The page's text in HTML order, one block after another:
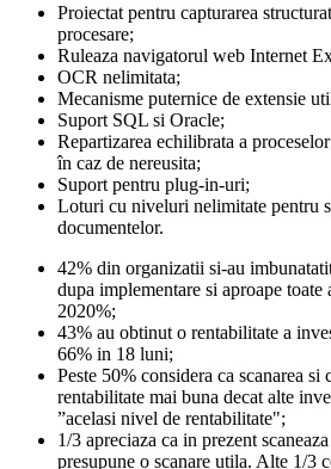
Proiectat pentru capturarea
procesare;
Ruleaza navigatorul web Internet
OCR nelimitata;
Mecanisme puternice de extensie
Suport SQL si Oracle;
Repartizarea echilibrata a
în caz de nereusita;
Suport pentru plug-in-uri;
Loturi cu niveluri nelimitate pentru
documentelor.
42% din organizatii si-au
dupa implementare si aproape
2020%;
43% au obtinut o rentabilitate a
66% in 18 luni;
Peste 50% considera ca scanarea si
rentabilitate mai buna decat alte
”acelasi nivel de rentabilitate";
1/3 apreciaza ca in prezent
presupune o scanare utila. Alte 1/3